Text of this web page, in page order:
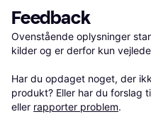
Feedback
Ovenstående oplysninger
kilder og er derfor kun
Har du opdaget noget, der
produkt? Eller har du forslag
eller rapporter problem.